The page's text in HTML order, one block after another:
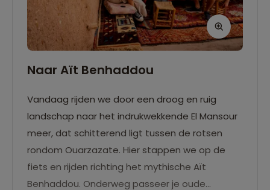
Naar Aït Benhaddou
Vandaag rijden we door een droog en ruig
landschap naar het indrukwekkende El Mansour
meer, dat schitterend ligt tussen de rotsen
rondom Ouarzazate. Hier stappen we op de
fiets en rijden richting het mythische Aït
Benhaddou. Onderweg passeer je oude